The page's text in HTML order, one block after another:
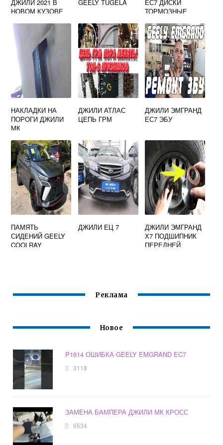
ДЖИЛИ 2021 В
НОВОМ КУЗОВЕ
GEELY TUGELA
ЕС7 ДИСКИ
ТОРМОЗНЫЕ
НАКЛАДКИ НА
ПОРОГИ ДЖИЛИ
МК
ДЖИЛИ АТЛАС
ЦЕПЬ ГРМ
ДЖИЛИ ЭМГРАНД
ЕС7 ЭБУ
ПАМЯТЬ
СИДЕНИЙ GEELY
COOLRAY
ДЖИЛИ ЕЦ 7
ДЖИЛИ ЭМГРАНД
Х7 ПОДШИПНИК
ПЕРЕДНЕЙ
Реклама
Новое
P1614 ОШИБКА GEELY EMGRAND EC7
3118
ЗАМЕНА БАМПЕРА ДЖИЛИ МК КРОСС
6534